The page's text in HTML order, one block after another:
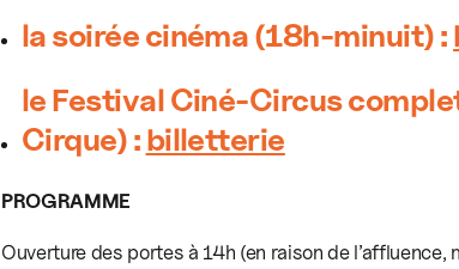
la soirée cinéma (18h-minuit) :
le Festival Ciné-Circus
Cirque) :billetterie
PROGRAMME
Ouverture des portes à 14h (en raison de l’affluence,